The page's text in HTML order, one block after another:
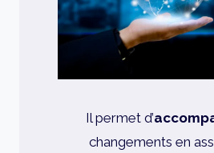
Il permet d’
changements en